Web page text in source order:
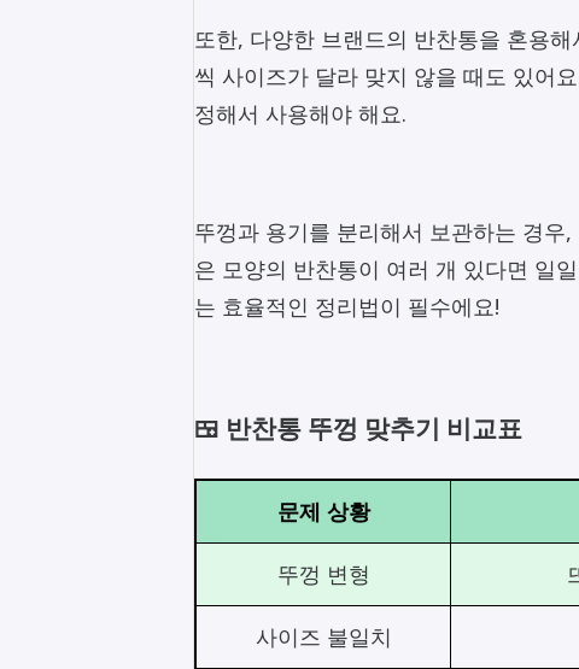
또한, 다양한 브랜드의 반찬통을 혼용
씩 사이즈가 달라 맞지 않을 때도 있어
정해서 사용해야 해요.
뚜껑과 용기를 분리해서 보관하는 경
은 모양의 반찬통이 여러 개 있다면 일
는 효율적인 정리법이 필수에요!
🍱 반찬통 뚜껑 맞추기 비교표
문제 상황
뚜껑 변형
사이즈 불일치